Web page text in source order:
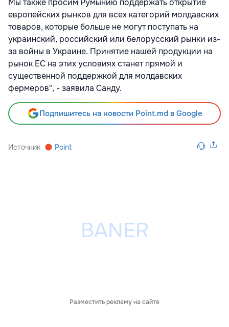
Мы также просим Румынию поддержать открытие
европейских рынков для всех категорий молдавских
товаров, которые больше не могут поступать на
украинский, российский или белорусский рынки из-
за войны в Украине. Принятие нашей продукции на
рынок ЕС на этих условиях станет прямой и
существенной поддержкой для молдавских
фермеров", - заявила Санду.
Подпишитесь на новости Point.md в Google
Источник Point
Разместить рекламу на сайте